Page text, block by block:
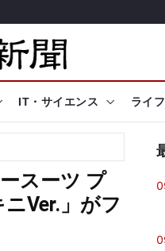
IT・サイエンス ライフ
スーツ プ
Ver.」がフ